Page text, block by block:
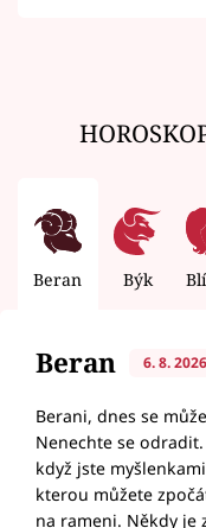
Beran Býk
Beran 6. 8. 2026
Berani, dnes se
Nenechte se
když jste
kterou můžete
na rameni. Někdy je